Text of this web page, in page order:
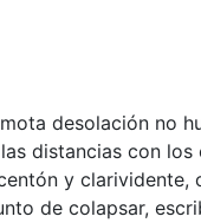
desolación no
distancias con los
y clarividente,
de colapsar,